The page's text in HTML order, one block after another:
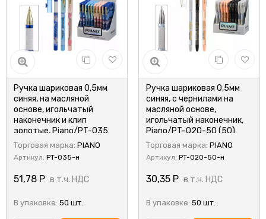
Ручка шариковая 0,5мм
синяя, на масляной
основе, игольчатый
наконечник и клип
золотые, Piano/PT-035
(50)
Торговая марка: PIANO
Артикул: PT-035-н
51,78 Р в т.ч. НДС
В упаковке: 50 шт.
Ручка шариковая 0,5мм
синяя, с чернилами на
масляной основе,
игольчатый наконечник,
Piano/PT-020-50 (50)
Торговая марка: PIANO
Артикул: PT-020-50-н
30,35 Р в т.ч. НДС
В упаковке: 50 шт.